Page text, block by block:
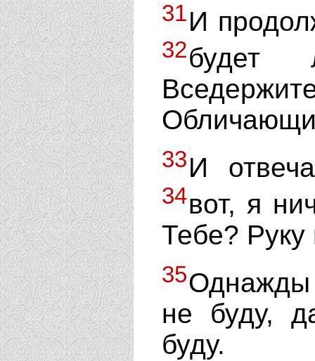
31И
32будет
33И
34вот, я
Тебе?
35Однажды
не буду,
буду.